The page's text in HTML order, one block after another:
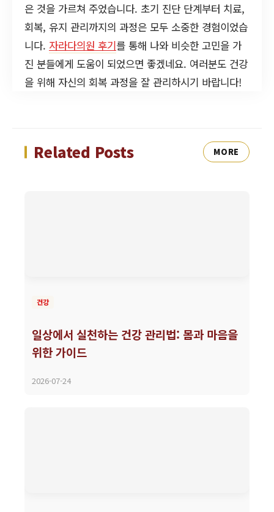
은 것을 가르쳐 주었습니다. 초기 진단 단계부터 치료,
회복, 유지 관리까지의 과정은 모두 소중한 경험이었습
니다. 자라다의원 후기를 통해 나와 비슷한 고민을 가
진 분들에게 도움이 되었으면 좋겠네요. 여러분도 건강
을 위해 자신의 회복 과정을 잘 관리하시기 바랍니다!
Related Posts MORE
건강
일상에서 실천하는 건강 관리법: 몸과 마음을
위한 가이드
2026-07-24